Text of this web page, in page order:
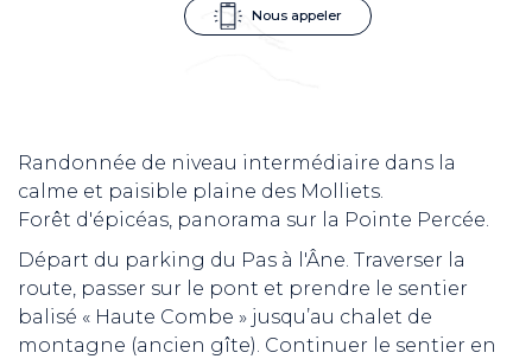
Nous appeler
Randonnée de niveau intermédiaire dans la
calme et paisible plaine des Molliets.
Forêt d'épicéas, panorama sur la Pointe Percée.
Départ du parking du Pas à l'Âne. Traverser la
route, passer sur le pont et prendre le sentier
balisé « Haute Combe » jusqu’au chalet de
montagne (ancien gîte). Continuer le sentier en